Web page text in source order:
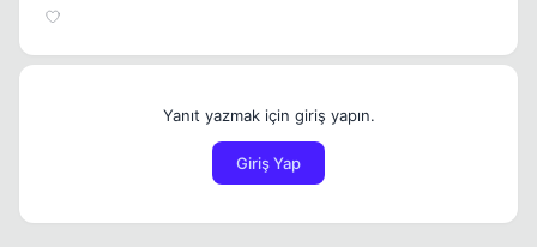
Yanıt yazmak için giriş yapın.
Giriş Yap